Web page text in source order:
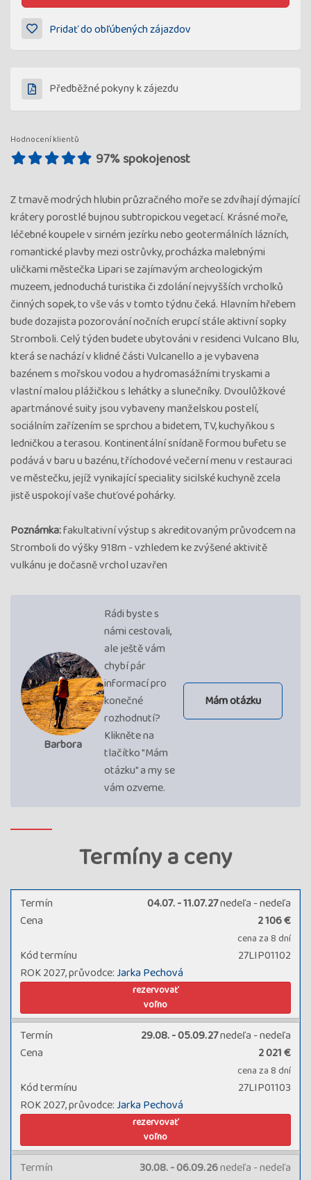
Pridať do obľúbených zájazdov
Předběžné pokyny k zájezdu
Hodnocení klientů
97% spokojenost
Z tmavě modrých hlubin průzračného moře se zdvíhají dýmající
krátery porostlé bujnou subtropickou vegetací. Krásné moře,
léčebné koupele v sirném jezírku nebo geotermálních lázních,
romantické plavby mezi ostrůvky, procházka malebnými
uličkami městečka Lipari se zajímavým archeologickým
muzeem, jednoduchá turistika či zdolání nejvyšších vrcholků
činných sopek, to vše vás v tomto týdnu čeká. Hlavním hřebem
bude dozajista pozorování nočních erupcí stále aktivní sopky
Stromboli. Celý týden budete ubytováni v residenci Vulcano Blu,
která se nachází v klidné části Vulcanello a je vybavena
bazénem s mořskou vodou a hydromasážními tryskami a
vlastní malou plážičkou s lehátky a slunečníky. Dvoulůžkové
apartmánové suity jsou vybaveny manželskou postelí,
sociálním zařízením se sprchou a bidetem, TV, kuchyňkou s
ledničkou a terasou. Kontinentální snídaně formou bufetu se
podává v baru u bazénu, tříchodové večerní menu v restauraci
ve městečku, jejíž vynikající speciality sicilské kuchyně zcela
jistě uspokojí vaše chuťové pohárky.
Poznámka:fakultativní výstup s akreditovaným průvodcem na
Stromboli do výšky 918m - vzhledem ke zvýšené aktivitě
vulkánu je dočasně vrchol uzavřen
Barbora
Rádi byste s
námi cestovali,
ale ještě vám
chybí pár
informací pro
konečné
rozhodnutí?
Klikněte na
tlačítko "Mám
otázku" a my se
vám ozveme.
Mám otázku
Termíny a ceny
Termín 30.08. - 06.09.26nedeľa - nedeľa
Termín 04.07. - 11.07.27nedeľa - nedeľa
ROK 2027, průvodce:Jarka Pechová
Kód termínu 27LIP01102
Cena 2 106 €
cena za 8 dní
rezervovať
voľno
Termín 29.08. - 05.09.27nedeľa - nedeľa
ROK 2027, průvodce:Jarka Pechová
Kód termínu 27LIP01103
Cena 2 021 €
cena za 8 dní
rezervovať
voľno